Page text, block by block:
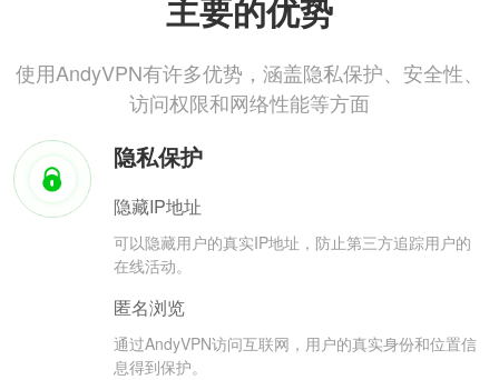
主要的优势
使用AndyVPN有许多优势，涵盖隐私保护、安全性、
访问权限和网络性能等方面
隐私保护
隐藏IP地址
可以隐藏用户的真实IP地址，防止第三方追踪用户的
在线活动。
匿名浏览
通过AndyVPN访问互联网，用户的真实身份和位置信
息得到保护。